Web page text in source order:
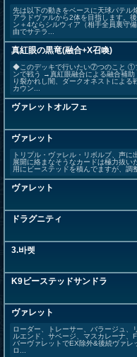
先は以下の動きをベースに天球パテル
アラドヴァルから2体を目指します。
ン＋4ならシルウィア（相手全員裏守
由でサテラ...
真紅眼の黒竜(融合+X召喚)
◆このデッキで行いたい⑦つのこと ①
ンで戦う →真紅眼融合による融合補助
り裂かれし闇、ダークオネストによる
カウン...
ヴァレットオルフェ
ヴァレット
トリプル・ヴァレル・リボルブ、声
展開に絡まなそうなカードは極力抜い
用にビーステッドを積んでますが、調
ヴァレット
ドラグニティ
3.바렛
K9ビーステッドサンドラ
ヴァレット
ローダー、トレーサー、バラージュ、
ルエンド、サベージ、マスカレーナ、
バーヴァレットでEX除外&後続ヴァレ
ロ...